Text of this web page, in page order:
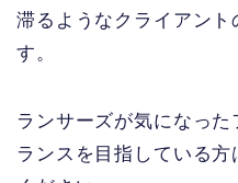
滞るようなクライアント
す。
ランサーズが気になっ
ランスを目指している